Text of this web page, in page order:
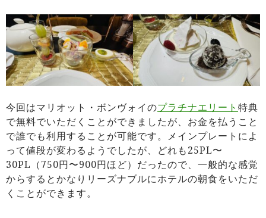
今回はマリオット・ボンヴォイのプラチナエリート 特典
で無料でいただくことができましたが、お金を払うこと
で誰でも利用することが可能です。メインプレートによ
って値段が変わるようでしたが、どれも25PL〜
30PL（750円〜900円ほど）だったので、一般的な感覚
からするとかなりリーズナブルにホテルの朝食をいただ
くことができます。